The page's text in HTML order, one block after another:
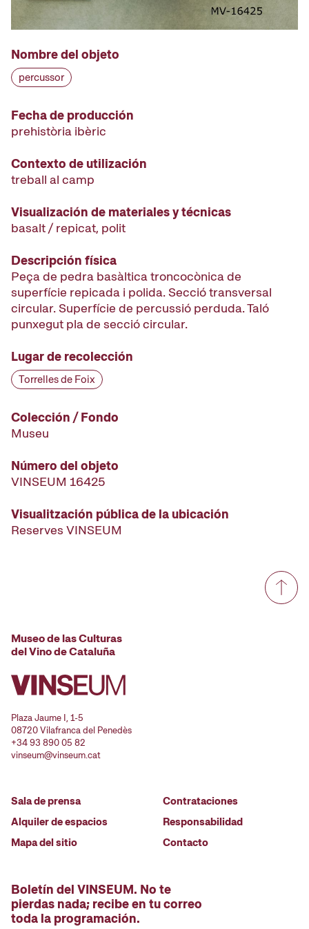
Nombre del objeto
percussor
Fecha de producción
prehistòria ibèric
Contexto de utilización
treball al camp
Visualización de materiales y técnicas
basalt / repicat, polit
Descripción física
Peça de pedra basàltica troncocònica de
superfície repicada i polida. Secció transversal
circular. Superfície de percussió perduda. Taló
punxegut pla de secció circular.
Lugar de recolección
Torrelles de Foix
Colección / Fondo
Museu
Número del objeto
VINSEUM 16425
Visualitzación pública de la ubicación
Reserves VINSEUM
Museo de las Culturas
del Vino de Cataluña
Plaza Jaume I, 1-5
08720 Vilafranca del Penedès
+34 93 890 05 82
vinseum@vinseum.cat
Sala de prensa
Alquiler de espacios
Mapa del sitio
Contrataciones
Responsabilidad
Contacto
Boletín del VINSEUM. No te
pierdas nada; recibe en tu correo
toda la programación.